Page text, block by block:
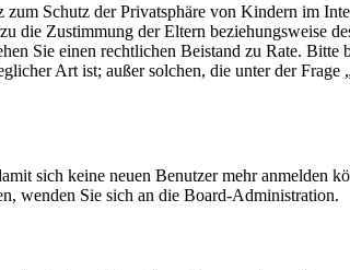
Schutz der Privatsphäre von Kindern im
die Zustimmung der Eltern beziehungsweise
Sie einen rechtlichen Beistand zu Rate.
Art ist; außer solchen, die unter der
sich keine neuen Benutzer mehr anmelden
wenden Sie sich an die Board-Administration.